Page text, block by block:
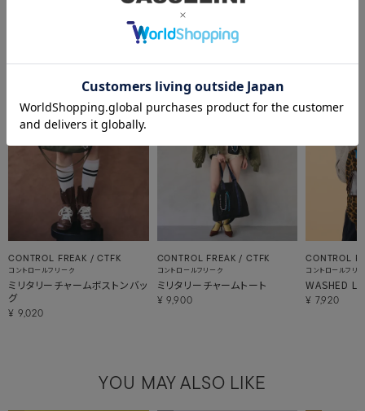
関連アイテム
CONTROL FREAK / CTFK
コントロールフリーク
ミリタリーチャームボストンバッ
グ
¥ 9,020
CONTROL FREAK / CTFK
コントロールフリーク
ミリタリーチャームトート
¥ 9,900
CONTROL
コントロールフリ
WASHED
¥ 7,920
YOU MAY ALSO LIKE